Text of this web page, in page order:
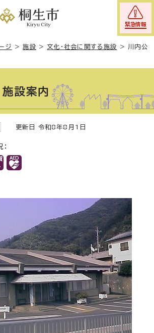
緊急情報
ジ >施設 >文化・社会に関する施設 > 川内公
設案内
更新日 令和8年8月1日